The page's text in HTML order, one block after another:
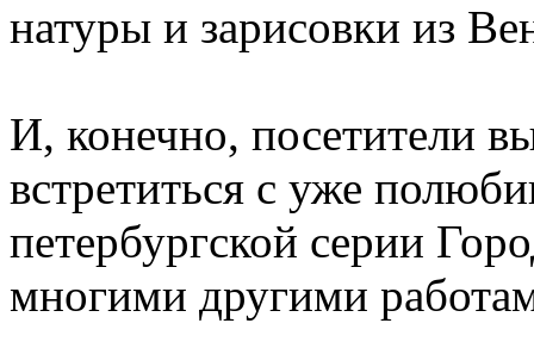
натуры и зарисовки из
И, конечно, посетители
встретиться с уже
петербургской серии
многими другими